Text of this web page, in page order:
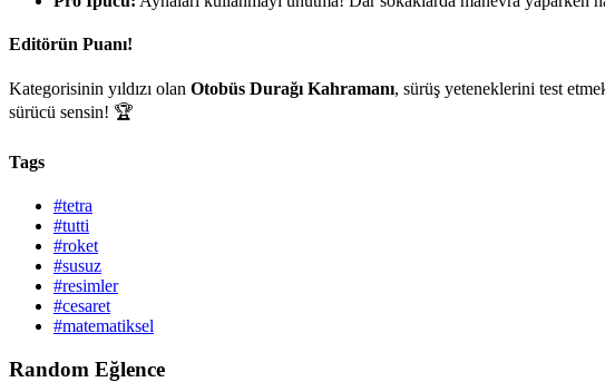
Editörün Puanı!
Kategorisinin yıldızı olan Otobüs Durağı Kahramanı, sürüş yeteneklerini test
sürücü sensin! 🏆
Tags
#tetra
#tutti
#roket
#susuz
#resimler
#cesaret
#matematiksel
Random Eğlence